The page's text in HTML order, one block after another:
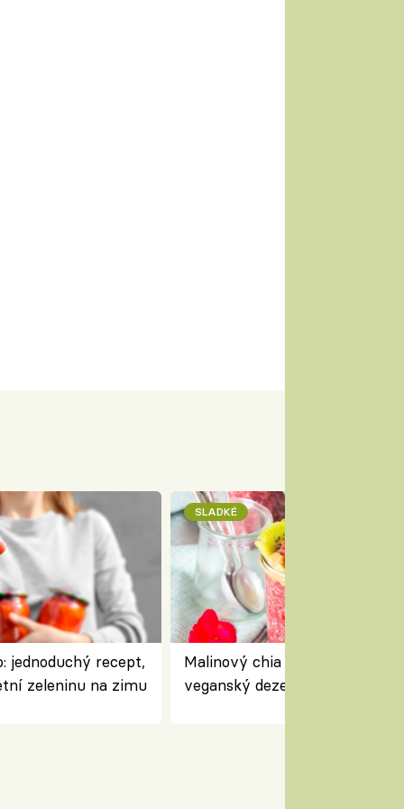
jednoduchý recept,
zeleninu na zimu
SLADKÉ
Malinový chia pudink s
veganský dezert plný ovoce a